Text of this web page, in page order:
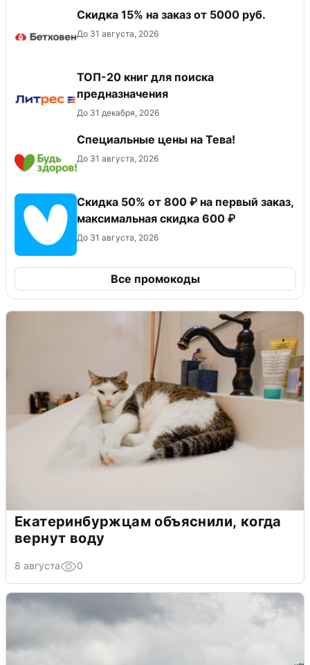
Скидка 15% на заказ от 5000 руб.
До 31 августа, 2026
ТОП-20 книг для поиска
предназначения
До 31 декабря, 2026
Специальные цены на Тева!
До 31 августа, 2026
Скидка 50% от 800 ₽ на первый заказ,
максимальная скидка 600 ₽
До 31 августа, 2026
Все промокоды
Екатеринбуржцам объяснили, когда
вернут воду
8 августа 0